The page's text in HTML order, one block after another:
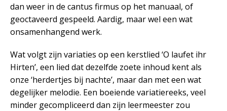
dan weer in de cantus firmus op het manuaal, of
geoctaveerd gespeeld. Aardig, maar wel een wat
onsamenhangend werk.
Wat volgt zijn variaties op een kerstlied ‘O laufet ihr
Hirten’, een lied dat dezelfde zoete inhoud kent als
onze ‘herdertjes bij nachte’, maar dan met een wat
degelijker melodie. Een boeiende variatiereeks, veel
minder gecompliceerd dan zijn leermeester zou